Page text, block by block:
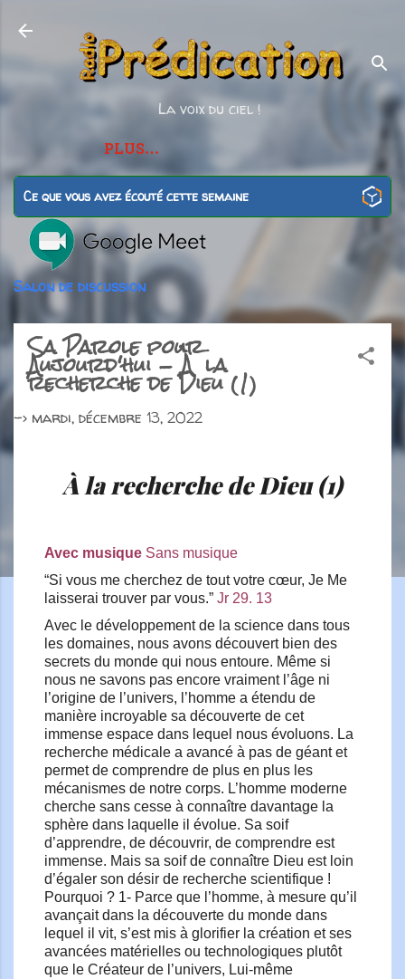
La voix du ciel !
PLUS…
Ce que vous avez écouté cette semaine
Salon de discussion
Sa Parole pour
Aujourd'hui - À la
recherche de Dieu (1)
-> mardi, décembre 13, 2022
À la recherche de Dieu (1)
Avec musique Sans musique
“Si vous me cherchez de tout votre cœur, Je Me
laisserai trouver par vous.” Jr 29. 13
Avec le développement de la science dans tous
les domaines, nous avons découvert bien des
secrets du monde qui nous entoure. Même si
nous ne savons pas encore vraiment l’âge ni
l’origine de l’univers, l’homme a étendu de
manière incroyable sa découverte de cet
immense espace dans lequel nous évoluons. La
recherche médicale a avancé à pas de géant et
permet de comprendre de plus en plus les
mécanismes de notre corps. L’homme moderne
cherche sans cesse à connaître davantage la
sphère dans laquelle il évolue. Sa soif
d’apprendre, de découvrir, de comprendre est
immense. Mais sa soif de connaître Dieu est loin
d’égaler son désir de recherche scientifique !
Pourquoi ? 1- Parce que l’homme, à mesure qu’il
avançait dans la découverte du monde dans
lequel il vit, s’est mis à glorifier la création et ses
avancées matérielles ou technologiques plutôt
que le Créateur de l’univers, Lui-même